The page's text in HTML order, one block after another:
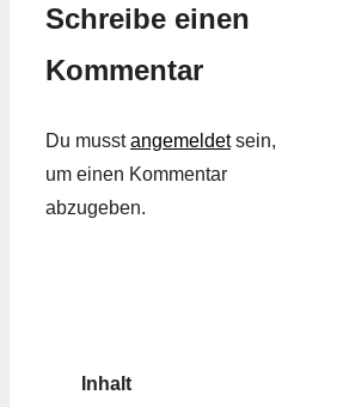
Schreibe einen
Kommentar
Du musstangemeldetsein,
um einen Kommentar
abzugeben.
Inhalt